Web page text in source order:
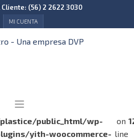
(56) 2 2622 3030
MI CUENTA
public_html/wp-
yith-woocommerce-
on
line